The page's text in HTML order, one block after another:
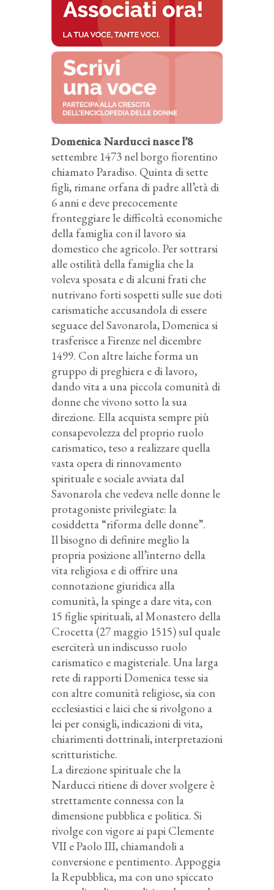
Domenica Narducci nasce l’8
settembre 1473 nel borgo fiorentino
chiamato Paradiso. Quinta di sette
figli, rimane orfana di padre all’età di
6 anni e deve precocemente
fronteggiare le difficoltà economiche
della famiglia con il lavoro sia
domestico che agricolo. Per sottrarsi
alle ostilità della famiglia che la
voleva sposata e di alcuni frati che
nutrivano forti sospetti sulle sue doti
carismatiche accusandola di essere
seguace del Savonarola, Domenica si
trasferisce a Firenze nel dicembre
1499. Con altre laiche forma un
gruppo di preghiera e di lavoro,
dando vita a una piccola comunità di
donne che vivono sotto la sua
direzione. Ella acquista sempre più
consapevolezza del proprio ruolo
carismatico, teso a realizzare quella
vasta opera di rinnovamento
spirituale e sociale avviata dal
Savonarola che vedeva nelle donne le
protagoniste privilegiate: la
cosiddetta “riforma delle donne”.
Il bisogno di definire meglio la
propria posizione all’interno della
vita religiosa e di offrire una
connotazione giuridica alla
comunità, la spinge a dare vita, con
15 figlie spirituali, al Monastero della
Crocetta (27 maggio 1515) sul quale
eserciterà un indiscusso ruolo
carismatico e magisteriale. Una larga
rete di rapporti Domenica tesse sia
con altre comunità religiose, sia con
ecclesiastici e laici che si rivolgono a
lei per consigli, indicazioni di vita,
chiarimenti dottrinali, interpretazioni
scritturistiche.
La direzione spirituale che la
Narducci ritiene di dover svolgere è
strettamente connessa con la
dimensione pubblica e politica. Si
rivolge con vigore ai papi Clemente
VII e Paolo III, chiamandoli a
conversione e pentimento. Appoggia
la Repubblica, ma con uno spiccato